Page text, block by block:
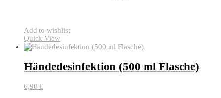
Add to wishlist
Quick View
Händedesinfektion (500 ml Flasche)
6,90 €